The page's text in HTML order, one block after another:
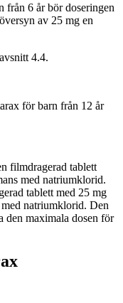
från 6 år bör doseringen
av 25 mg en
4.4.
för barn från 12 år
filmdragerad tablett
med natriumklorid.
tablett med 25 mg
natriumklorid. Den
den maximala dosen för